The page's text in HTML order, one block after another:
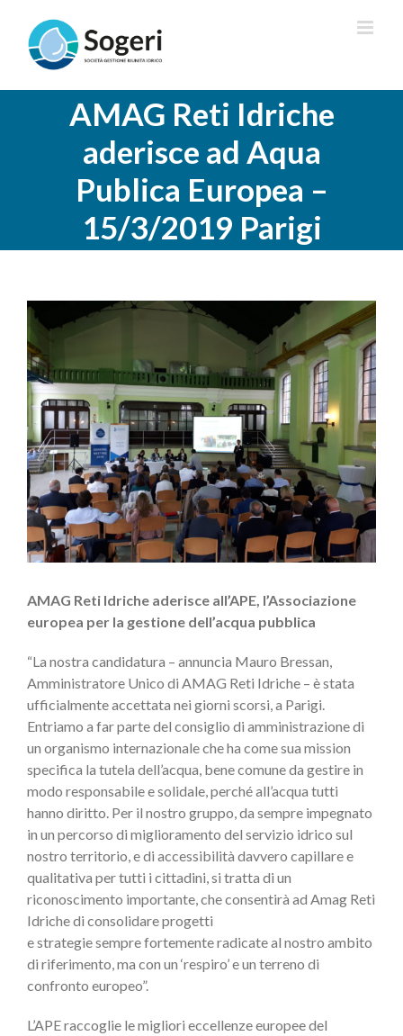
contenuto
AMAG Reti Idriche
aderisce ad Aqua
Publica Europea –
15/3/2019 Parigi
Ingrandisci
immagine
AMAG Reti Idriche aderisce all’APE, l’Associazione
europea per la gestione dell’acqua pubblica
“La nostra candidatura – annuncia Mauro Bressan,
Amministratore Unico di AMAG Reti Idriche – è stata
ufficialmente accettata nei giorni scorsi, a Parigi.
Entriamo a far parte del consiglio di amministrazione di
un organismo internazionale che ha come sua mission
specifica la tutela dell’acqua, bene comune da gestire in
modo responsabile e solidale, perché all’acqua tutti
hanno diritto. Per il nostro gruppo, da sempre impegnato
in un percorso di miglioramento del servizio idrico sul
nostro territorio, e di accessibilità davvero capillare e
qualitativa per tutti i cittadini, si tratta di un
riconoscimento importante, che consentirà ad Amag Reti
Idriche di consolidare progetti
e strategie sempre fortemente radicate al nostro ambito
di riferimento, ma con un ‘respiro’ e un terreno di
confronto europeo”.
L’APE raccoglie le migliori eccellenze europee del